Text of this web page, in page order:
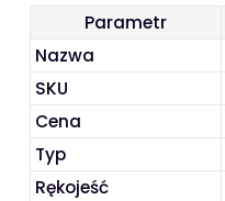
Parametr
Nazwa
SKU
Cena
Typ
Rękojeść